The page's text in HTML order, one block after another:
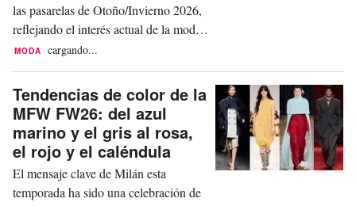
las pasarelas de Otoño/Invierno 2026,
reflejando el interés actual de la moda
por las cinturas esculpidas y el
lugar de las versiones con volantes y
abiertamente femeninas asociadas a la
década de 2010, las interpretaciones de
esta temporada han presentado un aire
más ní...
MODA cargando...
Tendencias de color de la
MFW FW26: del azul
marino y el gris al rosa,
el rojo y el caléndula
El mensaje clave de Milán esta
temporada ha sido una celebración de